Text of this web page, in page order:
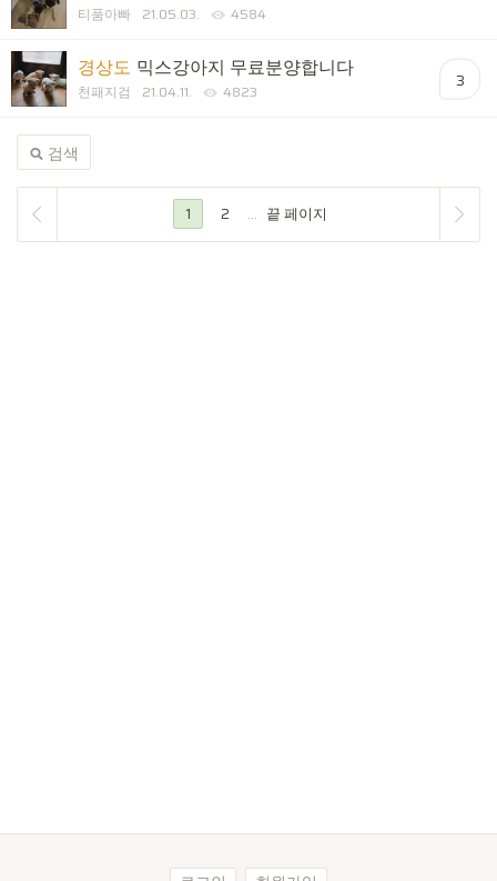
티품아빠 21.05.03. 4584
경상도 믹스강아지 무료분양합니다
천패지검 21.04.11. 4823 3
검색
1 2 ... 끝 페이지